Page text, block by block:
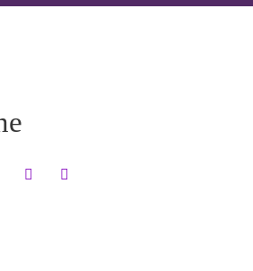
Partager sur Facebook
Partager sur LinkedIn